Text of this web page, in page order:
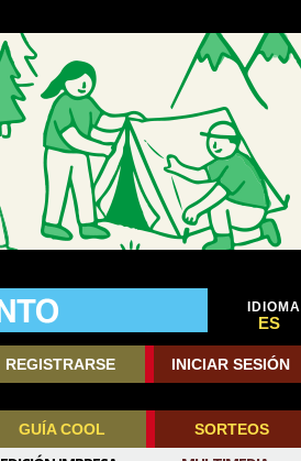
IDIOMA
ES
REGISTRARSE INICIAR SESIÓN
GUÍA COOL SORTEOS